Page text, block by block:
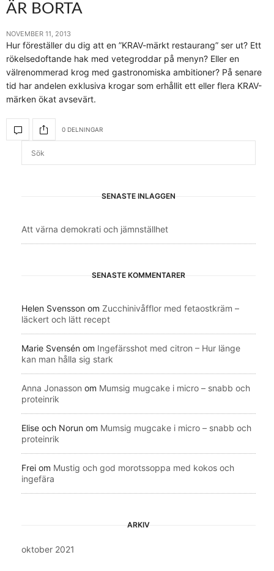
ÄR BORTA
NOVEMBER 11, 2013
Hur föreställer du dig att en ”KRAV-märkt restaurang” ser ut? Ett
rökelsedoftande hak med vetegroddar på menyn? Eller en
välrenommerad krog med gastronomiska ambitioner? På senare
tid har andelen exklusiva krogar som erhållit ett eller flera KRAV-
märken ökat avsevärt.
0 DELNINGAR
SENASTE INLÄGGEN
Att värna demokrati och jämnställhet
SENASTE KOMMENTARER
Helen Svensson om Zucchinivåfflor med fetaostkräm –
läckert och lätt recept
Marie Svensén om Ingefärsshot med citron – Hur länge
kan man hålla sig stark
Anna Jonasson om Mumsig mugcake i micro – snabb och
proteinrik
Elise och Norun om Mumsig mugcake i micro – snabb och
proteinrik
Frei om Mustig och god morotssoppa med kokos och
ingefära
ARKIV
oktober 2021